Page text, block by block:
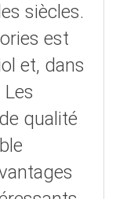
siècles.
est
et, dans
qualité